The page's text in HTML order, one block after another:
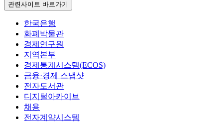
관련사이트 바로가기
한국은행
화폐박물관
경제연구원
지역본부
경제통계시스템(ECOS)
금융·경제 스냅샷
전자도서관
디지털아카이브
채용
전자계약시스템